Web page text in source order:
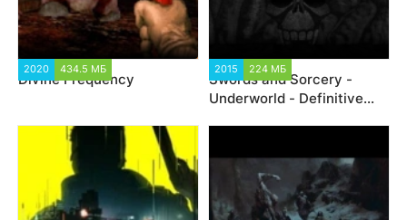
2020 434.5 МБ
Divine Frequency
2015 224 МБ
Swords and Sorcery -
Underworld - Definitive